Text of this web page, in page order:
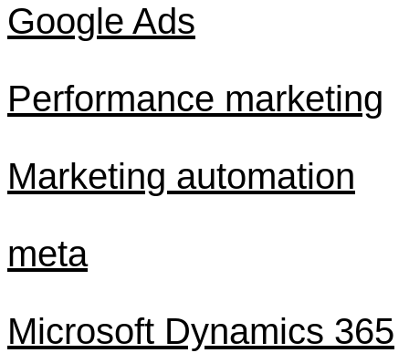
Google Ads
Performance marketing
Marketing automation
meta
Microsoft Dynamics 365